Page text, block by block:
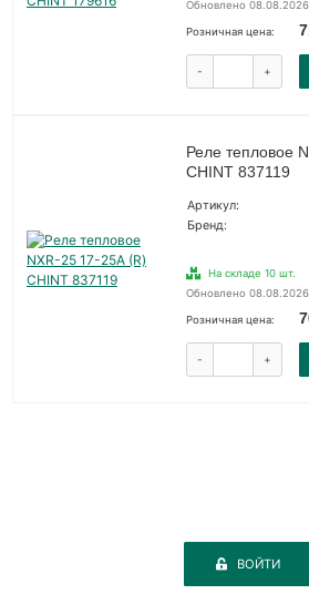
Обновлено 08.08.2026
Розничная цена:
- +
Реле тепловое
CHINT 837119
Артикул:
Бренд:
На складе 10 шт.
Обновлено 08.08.2026
Розничная цена:
- +
ВОЙТИ